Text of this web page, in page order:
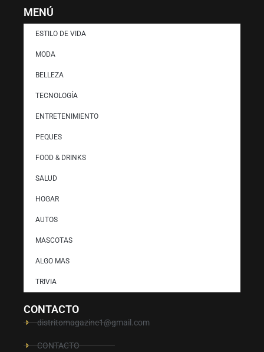
MENÚ
ESTILO DE VIDA
MODA
BELLEZA
TECNOLOGÍA
ENTRETENIMIENTO
PEQUES
FOOD & DRINKS
SALUD
HOGAR
AUTOS
MASCOTAS
ALGO MAS
TRIVIA
CONTACTO
distritomagazine1@gmail.com
CONTACTO